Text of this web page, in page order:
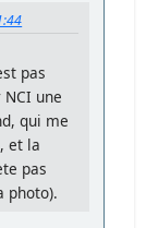
pas
une
qui me
et la
pas
photo).